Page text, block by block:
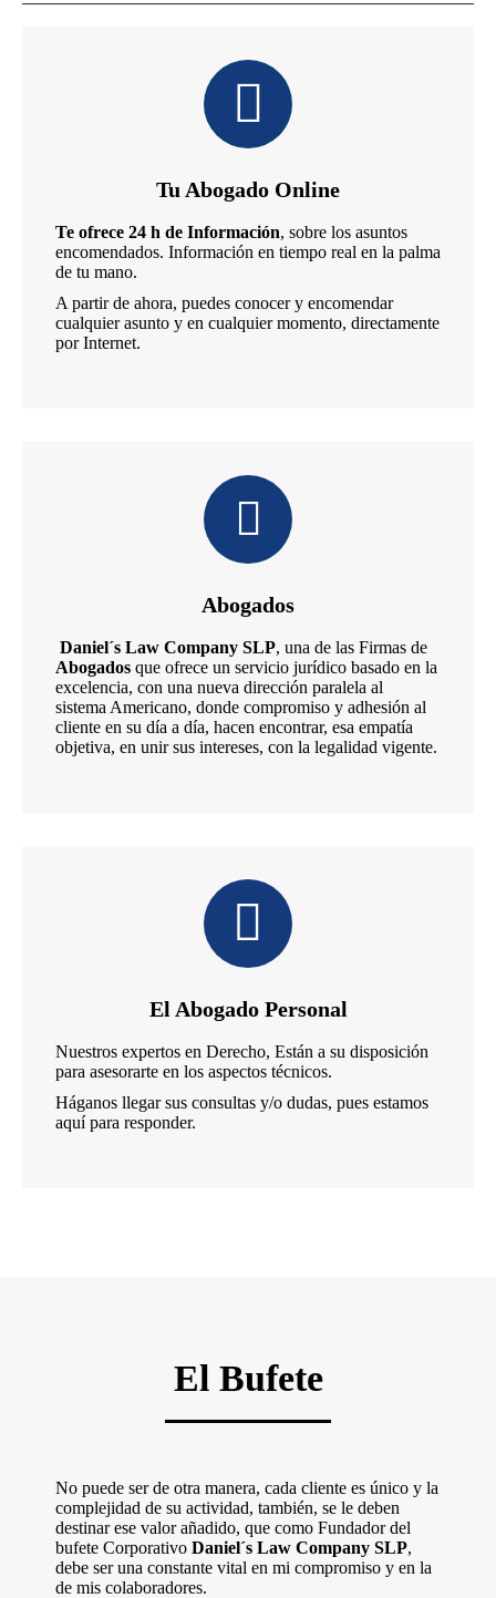
Tu Abogado Online
Te ofrece 24 h de Información, sobre los asuntos
encomendados. Información en tiempo real en la palma
de tu mano.
A partir de ahora, puedes conocer y encomendar
cualquier asunto y en cualquier momento, directamente
por Internet.
Abogados
Daniel´s Law Company SLP, una de las Firmas de
Abogados que ofrece un servicio jurídico basado en la
excelencia, con una nueva dirección paralela al
sistema Americano, donde compromiso y adhesión al
cliente en su día a día, hacen encontrar, esa empatía
objetiva, en unir sus intereses, con la legalidad vigente.
El Abogado Personal
Nuestros expertos en Derecho, Están a su disposición
para asesorarte en los aspectos técnicos.
Háganos llegar sus consultas y/o dudas, pues estamos
aquí para responder.
El Bufete
No puede ser de otra manera, cada cliente es único y la
complejidad de su actividad, también, se le deben
destinar ese valor añadido, que como Fundador del
bufete Corporativo Daniel´s Law Company SLP,
debe ser una constante vital en mi compromiso y en la
de mis colaboradores.